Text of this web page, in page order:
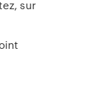
sur